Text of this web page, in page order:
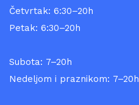
Četvrtak: 6:30–20h
Petak: 6:30–20h
Subota: 7–20h
Nedeljom i praznikom: 7–20h